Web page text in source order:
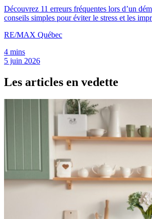
Découvrez 11 erreurs fréquentes lors d’un
conseils simples pour éviter le stress et les
RE/MAX Québec
4 mins
5 juin 2026
Les articles en vedette